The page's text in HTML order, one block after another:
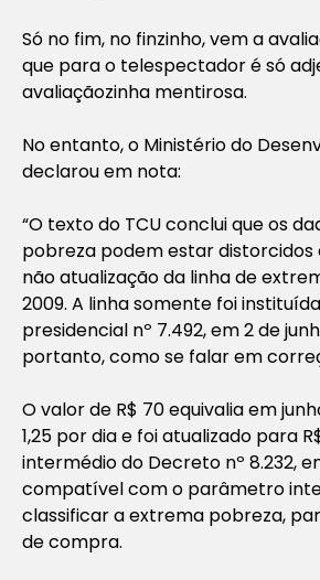
Só no fim, no finzinho, vem a
que para o telespectador é só
avaliaçãozinha mentirosa.
No entanto, o Ministério do
declarou em nota:
“O texto do TCU conclui que os
pobreza podem estar distorcidos
não atualização da linha de
2009. A linha somente foi
presidencial nº 7.492, em 2 de
portanto, como se falar em
O valor de R$ 70 equivalia em
1,25 por dia e foi atualizado para
intermédio do Decreto nº 8.232,
compatível com o parâmetro
classificar a extrema pobreza,
de compra.